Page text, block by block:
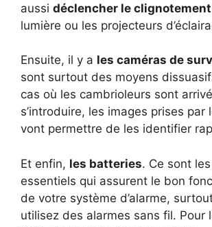
aussi déclencher le clignotement
lumière ou les projecteurs
Ensuite, il y a les caméras de
sont surtout des moyens
cas où les cambrioleurs sont
s’introduire, les images prises par
vont permettre de les identifier
Et enfin, les batteries. Ce sont
essentiels qui assurent le bon
de votre système d’alarme,
utilisez des alarmes sans fil. Pour